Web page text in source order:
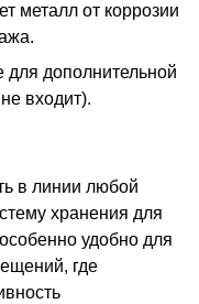
металл от коррозии
для дополнительной
входит).
в линии любой
хранения для
удобно для
где